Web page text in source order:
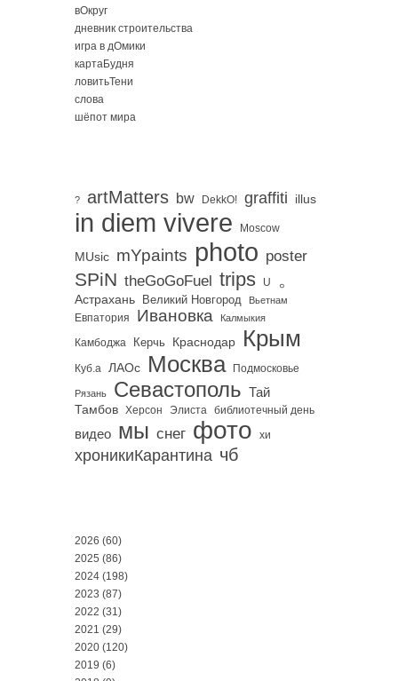
вОкруг
дневник строительства
игра в дОмики
картаБудня
ловитьТени
слова
шёпот мира
? artMatters bw DekkO! graffiti illus
in diem vivere Moscow
MUsic mYpaints photo poster
SPiN theGoGoFuel trips U 。
Астрахань Великий Новгород Вьетнам
Евпатория Ивановка Калмыкия
Камбоджа Керчь Краснодар Крым
Куб.а ЛАОс Москва Подмосковье
Рязань Севастополь Тай
Тамбов Херсон Элиста библиотечный день
видео мы снег фото хи
хроникиКарантина чб
2026 (60)
2025 (86)
2024 (198)
2023 (87)
2022 (31)
2021 (29)
2020 (120)
2019 (6)